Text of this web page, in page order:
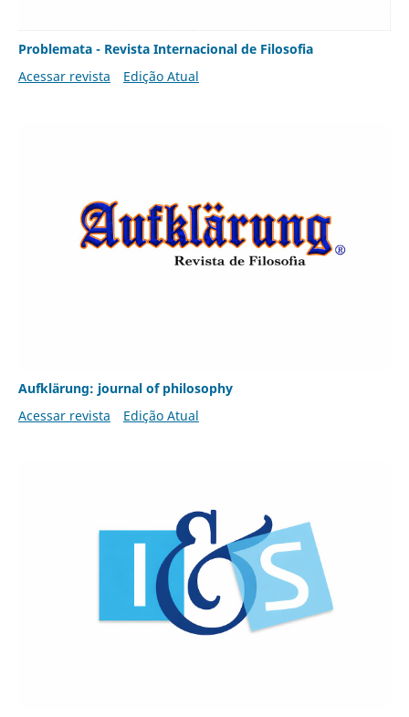
Problemata - Revista Internacional de Filosofia
Acessar revista
Edição Atual
Aufklärung: journal of philosophy
Acessar revista
Edição Atual